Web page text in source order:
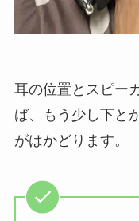
耳の位置とスピー
ば、もう少し下と
がはかどります。